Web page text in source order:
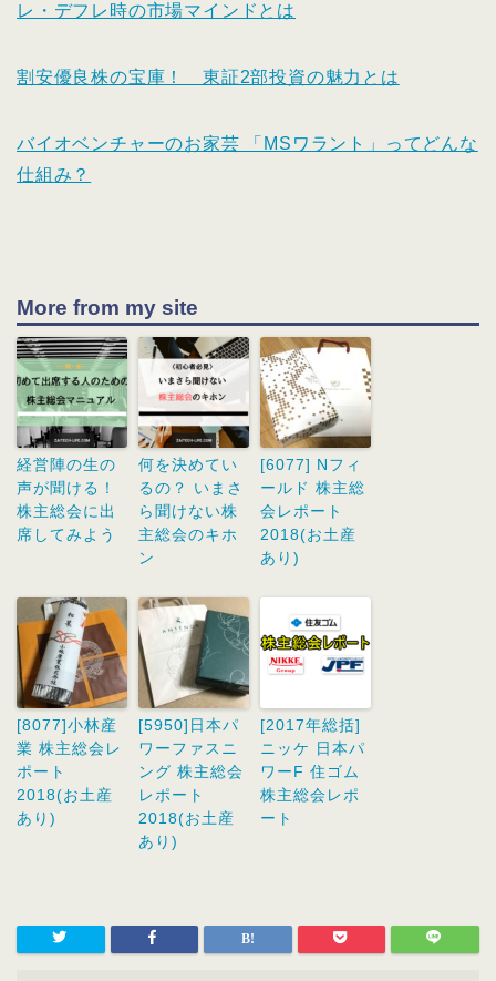
レ・デフレ時の市場マインドとは
割安優良株の宝庫！ 東証2部投資の魅力とは
バイオベンチャーのお家芸 「MSワラント」ってどんな
仕組み？
More from my site
経営陣の生の
声が聞ける！
株主総会に出
席してみよう
何を決めてい
るの？ いまさ
ら聞けない株
主総会のキホ
ン
[6077] Nフィ
ールド 株主総
会レポート
2018(お土産
あり)
[8077]小林産
業 株主総会レ
ポート
2018(お土産
あり)
[5950]日本パ
ワーファスニ
ング 株主総会
レポート
2018(お土産
あり)
[2017年総括]
ニッケ 日本パ
ワーF 住ゴム
株主総会レポ
ート